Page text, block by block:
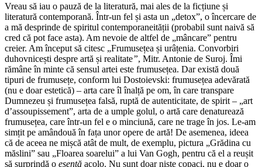
Vreau să iau o pauză de la literatură, mai ales de la ficțiune și
literatură contemporană. Într-un fel și asta un „detox”, o încercare de
a mă desprinde de spiritul contemporaneității (probabil sunt naivă să
cred că pot face asta). Am nevoie de altfel de „mâncare” pentru
creier. Am început să citesc „Frumusețea și urâțenia. Convorbiri
duhovnicești despre artă și realitate”, Mitr. Antonie de Suroj. Îmi
rămâne în minte că sensul artei este frumusețea. Dar există două
tipuri de frumusețe, conform lui Dostoievski: frumusețea adevărată
(nu e doar estetică) – arta care îl înalță pe om, în care transpare
Dumnezeu și frumusețea falsă, ruptă de autenticitate, de spirit – „art
d’assoupissement”, arta de a umple golul, o artă care denaturează
frumusețea, care într-un fel e o minciună, care ne trage în jos. Le-am
simțit pe amândouă în fața unor opere de artă! De asemenea, ideea
că de aceea ne mișcă atât de mult, de exemplu, pictura „Grădina cu
măslini” sau „Floarea soarelui” a lui Van Gogh, pentru că el a reușit
să surprindă o esență acolo. Nu sunt doar niște copaci, nu e doar o